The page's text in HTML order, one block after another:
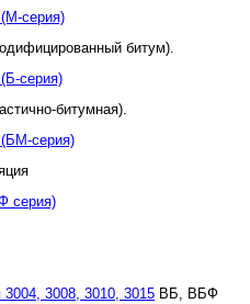
серия)
битум).
серия)
битумная).
серия)
серия)
3004, 3008, 3010, 3015 ВБ, ВБФ